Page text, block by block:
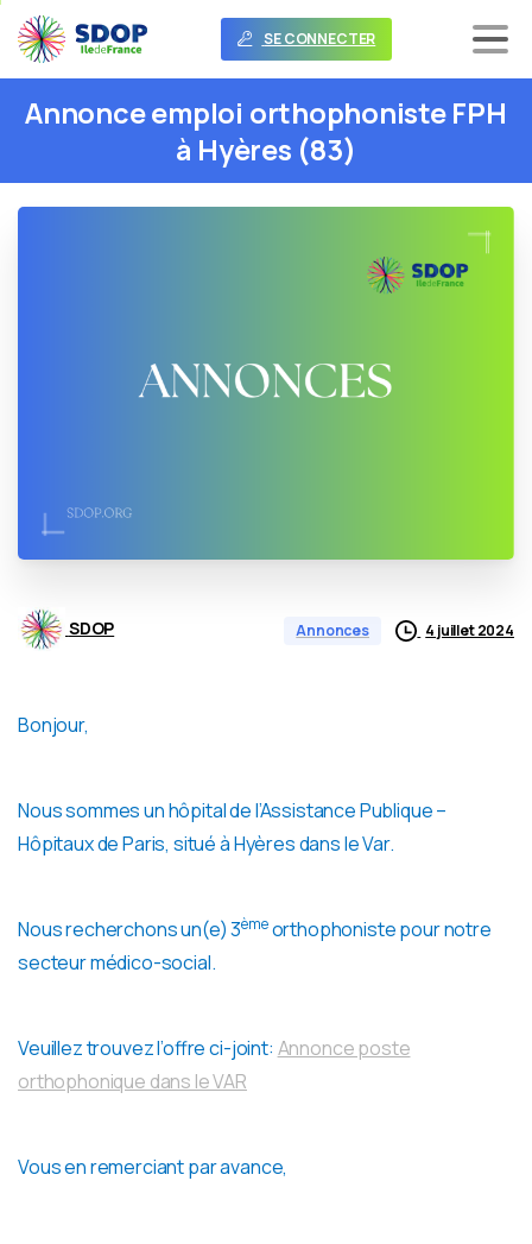
SE CONNECTER
Annonceemploi orthophonisteFPH
à Hyères (83)
SDOP Annonces 4 juillet 2024
Bonjour,
Nous sommes un hôpital de l’Assistance Publique –
Hôpitaux de Paris, situé à Hyères dans le Var.
Nous recherchons un(e) 3èmeorthophoniste pour notre
secteur médico-social.
Veuillez trouvez l’offre ci-joint: Annonce poste
orthophonique dans le VAR
Vous en remerciant par avance,